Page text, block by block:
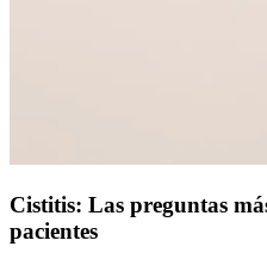
Cistitis: Las preguntas
pacientes